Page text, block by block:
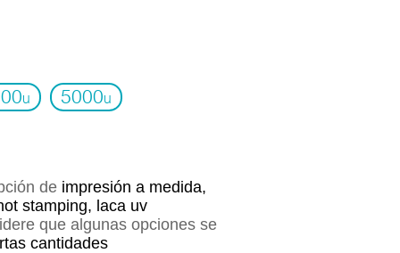
u 5000u
de impresión a medida,
stamping, laca uv
que algunas opciones se
cantidades